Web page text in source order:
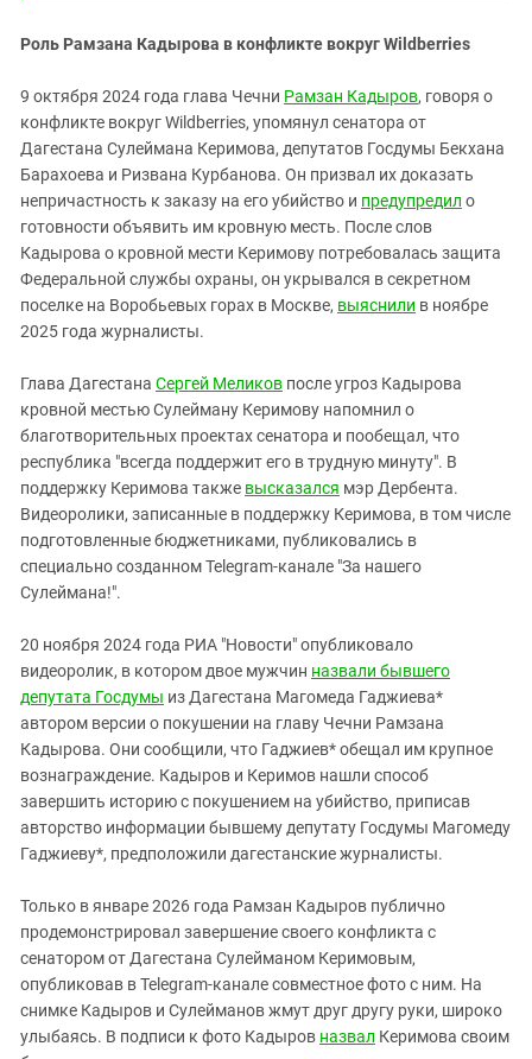
Роль Рамзана Кадырова в конфликте вокруг Wildberries
9 октября 2024 года глава Чечни Рамзан Кадыров, говоря о
конфликте вокруг Wildberries, упомянул сенатора от
Дагестана Сулеймана Керимова, депутатов Госдумы Бекхана
Барахоева и Ризвана Курбанова. Он призвал их доказать
непричастность к заказу на его убийство и предупредил о
готовности объявить им кровную месть. После слов
Кадырова о кровной мести Керимову потребовалась защита
Федеральной службы охраны, он укрывался в секретном
поселке на Воробьевых горах в Москве, выяснили в ноябре
2025 года журналисты.
Глава Дагестана Сергей Меликов после угроз Кадырова
кровной местью Сулейману Керимову напомнил о
благотворительных проектах сенатора и пообещал, что
республика "всегда поддержит его в трудную минуту". В
поддержку Керимова также высказался мэр Дербента.
Видеоролики, записанные в поддержку Керимова, в том числе
подготовленные бюджетниками, публиковались в
специально созданном Telegram-канале "За нашего
Сулеймана!".
20 ноября 2024 года РИА "Новости" опубликовало
видеоролик, в котором двое мужчин назвали бывшего
депутата Госдумы из Дагестана Магомеда Гаджиева*
автором версии о покушении на главу Чечни Рамзана
Кадырова. Они сообщили, что Гаджиев* обещал им крупное
вознаграждение. Кадыров и Керимов нашли способ
завершить историю с покушением на убийство, приписав
авторство информации бывшему депутату Госдумы Магомеду
Гаджиеву*, предположили дагестанские журналисты.
Только в январе 2026 года Рамзан Кадыров публично
продемонстрировал завершение своего конфликта с
сенатором от Дагестана Сулейманом Керимовым,
опубликовав в Telegram-канале совместное фото с ним. На
снимке Кадыров и Сулейманов жмут друг другу руки, широко
улыбаясь. В подписи к фото Кадыров назвал Керимова своим